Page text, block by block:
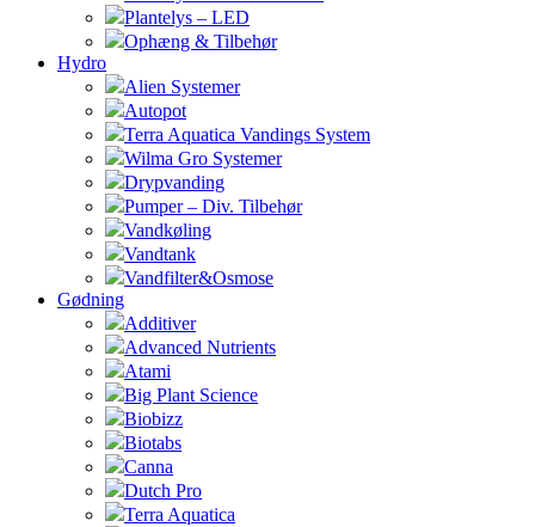
Plantelys – LED
Ophæng & Tilbehør
Hydro
Alien Systemer
Autopot
Terra Aquatica Vandings System
Wilma Gro Systemer
Drypvanding
Pumper – Div. Tilbehør
Vandkøling
Vandtank
Vandfilter&Osmose
Gødning
Additiver
Advanced Nutrients
Atami
Big Plant Science
Biobizz
Biotabs
Canna
Dutch Pro
Terra Aquatica